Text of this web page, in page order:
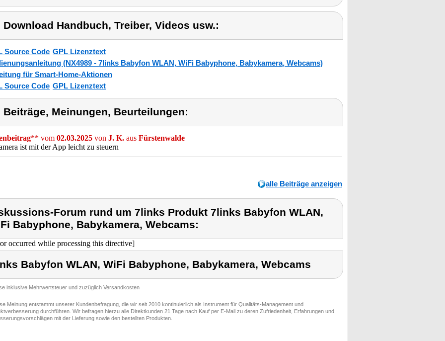
Download Handbuch, Treiber, Videos usw.:
Source Code GPL Lizenztext
(NX4989 - 7links Babyfon WLAN, WiFi Babyphone, Babykamera, Webcams)
für Smart-Home-Aktionen
Source Code GPL Lizenztext
Beiträge, Meinungen, Beurteilungen:
** vom 02.03.2025 von J. K. aus Fürstenwalde
ist mit der App leicht zu steuern
alle Beiträge anzeigen
Forum rund um 7links Produkt 7links Babyfon WLAN,
Babyphone, Babykamera, Webcams:
occurred while processing this directive]
Babyfon WLAN, WiFi Babyphone, Babykamera, Webcams
inklusive Mehrwertsteuer und zuzüglich Versandkosten
Meinung entstammt unserer Kundenbefragung, die wir seit 2010 kontinuierlich als Instrument für Qualitäts-Management und
durchführen. Wir befragen hierzu alle Direktkunden 21 Tage nach Kauf per E-Mail zu deren Zufriedenheit, Erfahrungen und
mit der Lieferung sowie den bestellten Produkten.